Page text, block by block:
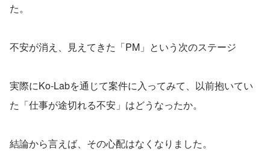
た。
不安が消え、見えてきた「PM」という次のステージ
実際にKo-Labを通じて案件に入ってみて、以前抱いてい
た「仕事が途切れる不安」はどうなったか。
結論から言えば、その心配はなくなりました。